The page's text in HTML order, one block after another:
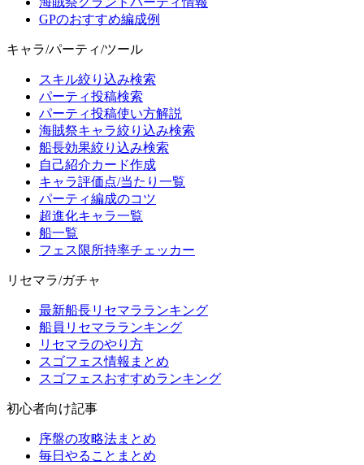
GPのおすすめ編成例
キャラ/パーティ/ツール
スキル絞り込み検索
パーティ投稿検索
パーティ投稿使い方解説
海賊祭キャラ絞り込み検索
船長効果絞り込み検索
自己紹介カード作成
キャラ評価点/当たり一覧
パーティ編成のコツ
超進化キャラ一覧
船一覧
フェス限所持率チェッカー
リセマラ/ガチャ
最新船長リセマラランキング
船員リセマラランキング
リセマラのやり方
スゴフェス情報まとめ
スゴフェスおすすめランキング
初心者向け記事
序盤の攻略法まとめ
毎日やることまとめ